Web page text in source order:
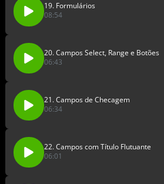
19. Formulários
08:54
20. Campos Select, Range e Botões
06:43
21. Campos de Checagem
06:34
22. Campos com Título Flutuante
06:01